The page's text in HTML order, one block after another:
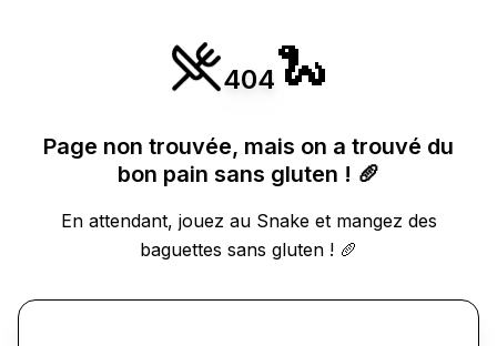
404🐍
Page non trouvée, mais on a trouvé du
bon pain sans gluten ! 🥖
En attendant, jouez au Snake et mangez des
baguettes sans gluten ! 🥖